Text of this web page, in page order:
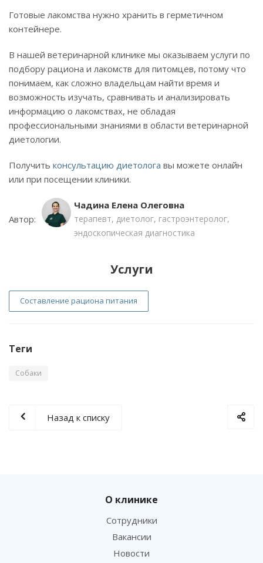
Готовые лакомства нужно хранить в герметичном
контейнере.
В нашей ветеринарной клинике мы оказываем услуги по
подбору рациона и лакомств для питомцев, потому что
понимаем, как сложно владельцам найти время и
возможность изучать, сравнивать и анализировать
информацию о лакомствах, не обладая
профессиональными знаниями в области ветеринарной
диетологии.
Получить консультацию диетолога вы можете онлайн
или при посещении клиники.
Автор:
Чадина Елена Олеговна
терапевт, диетолог, гастроэнтеролог,
эндоскопическая диагностика
Услуги
Составление рациона питания
Теги
Собаки
Назад к списку
О клинике
Сотрудники
Вакансии
Новости